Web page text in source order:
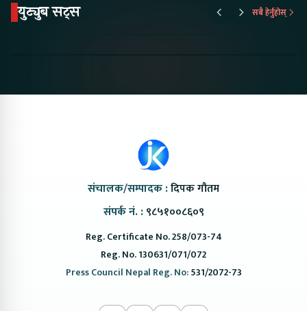
युट्युब सट्स सबै हेर्नुहोस्
संचालक/सम्पादक :दिपक गौतम
संपर्क नं. : ९८५१००८६०९
Reg. Certificate No. 258/073-74
Reg. No. 130631/071/072
Press Council Nepal Reg. No:531/2072-73